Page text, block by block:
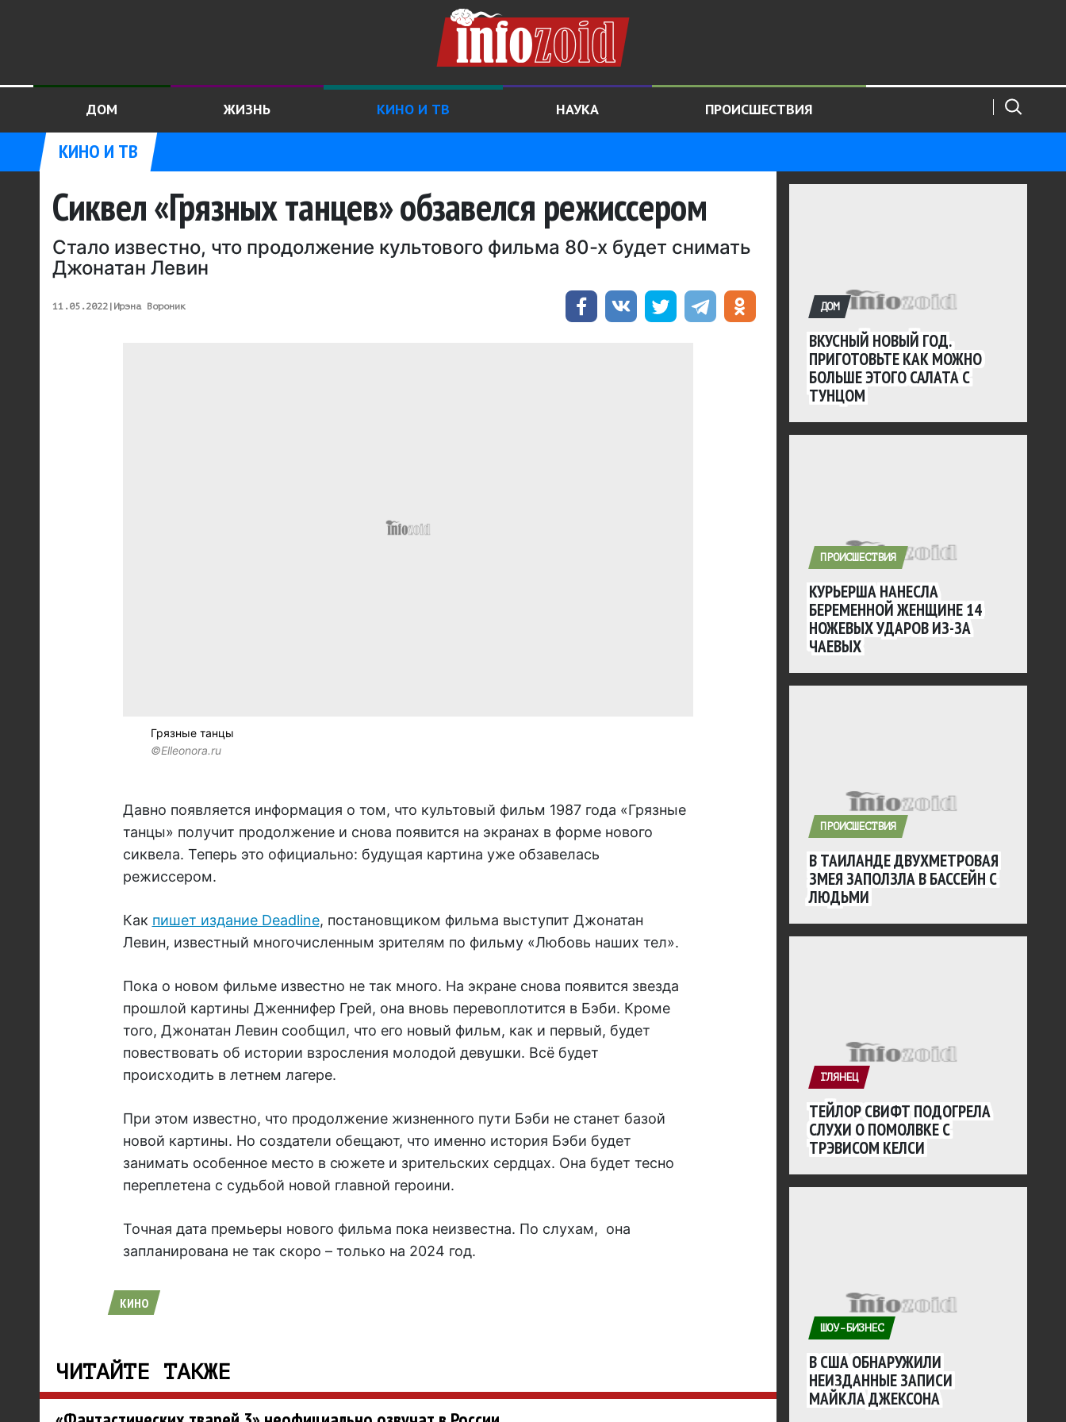
ДОМ ЖИЗНЬ КИНО И ТВ НАУКА ПРОИСШЕСТВИЯ
КИНО И ТВ
Сиквел «Грязных танцев» обзавелся режиссером
Стало известно, что продолжение культового фильма 80-х будет снимать
Джонатан Левин
11.05.2022| Ирэна Вороник
Грязные танцы
©Elleonora.ru
Давно появляется информация о том, что культовый фильм 1987 года «Грязные
танцы» получит продолжение и снова появится на экранах в форме нового
сиквела. Теперь это официально: будущая картина уже обзавелась
режиссером.
Как пишет издание Deadline, постановщиком фильма выступит Джонатан
Левин, известный многочисленным зрителям по фильму «Любовь наших тел».
Пока о новом фильме известно не так много. На экране снова появится звезда
прошлой картины Дженнифер Грей, она вновь перевоплотится в Бэби. Кроме
того, Джонатан Левин сообщил, что его новый фильм, как и первый, будет
повествовать об истории взросления молодой девушки. Всё будет
происходить в летнем лагере.
При этом известно, что продолжение жизненного пути Бэби не станет базой
новой картины. Но создатели обещают, что именно история Бэби будет
занимать особенное место в сюжете и зрительских сердцах. Она будет тесно
переплетена с судьбой новой главной героини.
Точная дата премьеры нового фильма пока неизвестна. По слухам, она
запланирована не так скоро – только на 2024 год.
КИНО
ЧИТАЙТЕ ТАКЖЕ
ДОМ
ВКУСНЫЙ НОВЫЙ ГОД.
ПРИГОТОВЬТЕ КАК МОЖНО
БОЛЬШЕ ЭТОГО САЛАТА С
ТУНЦОМ
ПРОИСШЕСТВИЯ
КУРЬЕРША НАНЕСЛА
БЕРЕМЕННОЙ ЖЕНЩИНЕ 14
НОЖЕВЫХ УДАРОВ ИЗ-ЗА
ЧАЕВЫХ
ПРОИСШЕСТВИЯ
В ТАИЛАНДЕ ДВУХМЕТРОВАЯ
ЗМЕЯ ЗАПОЛЗЛА В БАССЕЙН С
ЛЮДЬМИ
ГЛЯНЕЦ
ТЕЙЛОР СВИФТ ПОДОГРЕЛА
СЛУХИ О ПОМОЛВКЕ С
ТРЭВИСОМ КЕЛСИ
ШОУ-БИЗНЕС
В США ОБНАРУЖИЛИ
НЕИЗДАННЫЕ ЗАПИСИ
МАЙКЛА ДЖЕКСОНА